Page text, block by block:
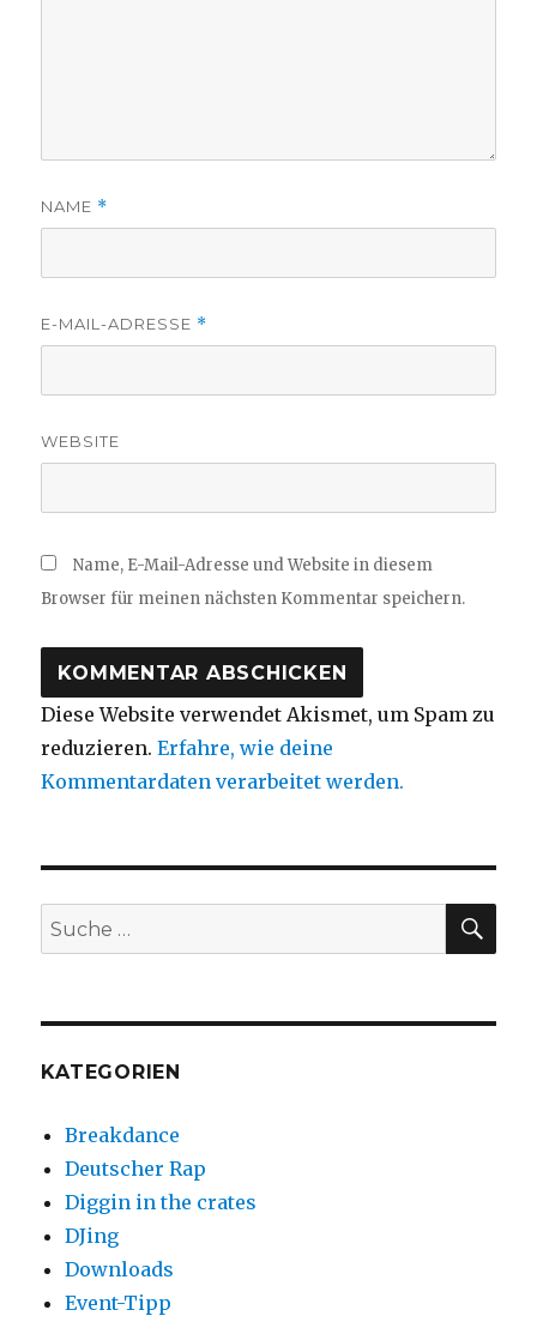
NAME *
E-MAIL-ADRESSE *
WEBSITE
Name, E-Mail-Adresse und Website in diesem
Browser für meinen nächsten Kommentar speichern.
Diese Website verwendet Akismet, um Spam zu
reduzieren.Erfahre, wie deine
Kommentardaten verarbeitet werden.
Suche
nach:
KATEGORIEN
Breakdance
Deutscher Rap
Diggin in the crates
DJing
Downloads
Event-Tipp